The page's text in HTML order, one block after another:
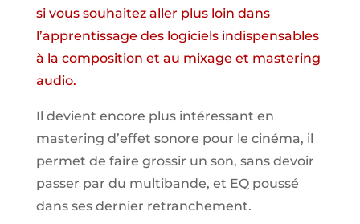
si vous souhaitez aller plus loin dans
l’apprentissage des logiciels indispensables
à la composition et au mixage et mastering
audio.
Il devient encore plus intéressant en
mastering d’effet sonore pour le cinéma, il
permet de faire grossir un son, sans devoir
passer par du multibande, et EQ poussé
dans ses dernier retranchement.